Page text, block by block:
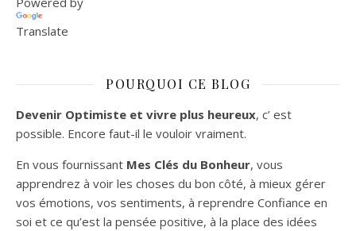
Translate
POURQUOI CE BLOG
Devenir Optimiste et vivre plus heureux, c’ est
possible. Encore faut-il le vouloir vraiment.
En vous fournissant Mes Clés du Bonheur, vous
apprendrez à voir les choses du bon côté, à mieux gérer
vos émotions, vos sentiments, à reprendre Confiance en
soi et ce qu’est la pensée positive, à la place des idées